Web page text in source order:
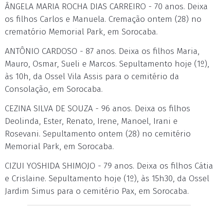
ÂNGELA MARIA ROCHA DIAS CARREIRO - 70 anos. Deixa
os filhos Carlos e Manuela. Cremação ontem (28) no
crematório Memorial Park, em Sorocaba.
ANTÔNIO CARDOSO - 87 anos. Deixa os filhos Maria,
Mauro, Osmar, Sueli e Marcos. Sepultamento hoje (1º),
às 10h, da Ossel Vila Assis para o cemitério da
Consolação, em Sorocaba.
CEZINA SILVA DE SOUZA - 96 anos. Deixa os filhos
Deolinda, Ester, Renato, Irene, Manoel, Irani e
Rosevani. Sepultamento ontem (28) no cemitério
Memorial Park, em Sorocaba.
CIZUI YOSHIDA SHIMOJO - 79 anos. Deixa os filhos Cátia
e Crislaine. Sepultamento hoje (1º), às 15h30, da Ossel
Jardim Simus para o cemitério Pax, em Sorocaba.